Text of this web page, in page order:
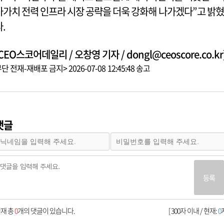
가치 전력 인프라 시장 공략을 더욱 강화해 나가겠다”고 밝혔
.
스코어데일리 / 오창영 기자 /
전재-재배포 금지> 2026-07-08 12:45:48 송고
글
등록
[ 300자 이내 / 현재:0
총0개의 댓글이 있습니다.